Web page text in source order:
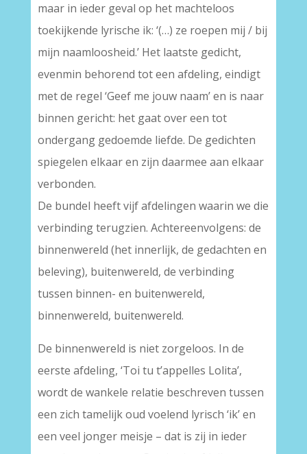
maar in ieder geval op het machteloos
toekijkende lyrische ik: ‘(…) ze roepen mij / bij
mijn naamloosheid.’ Het laatste gedicht,
evenmin behorend tot een afdeling, eindigt
met de regel ‘Geef me jouw naam’ en is naar
binnen gericht: het gaat over een tot
ondergang gedoemde liefde. De gedichten
spiegelen elkaar en zijn daarmee aan elkaar
verbonden.
De bundel heeft vijf afdelingen waarin we die
verbinding terugzien. Achtereenvolgens: de
binnenwereld (het innerlijk, de gedachten en
beleving), buitenwereld, de verbinding
tussen binnen- en buitenwereld,
binnenwereld, buitenwereld.
De binnenwereld is niet zorgeloos. In de
eerste afdeling, ‘Toi tu t’appelles Lolita’,
wordt de wankele relatie beschreven tussen
een zich tamelijk oud voelend lyrisch ‘ik’ en
een veel jonger meisje – dat is zij in ieder